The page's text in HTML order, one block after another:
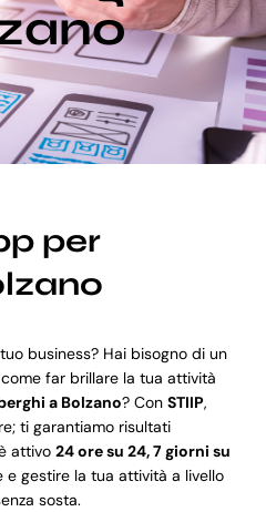
per
business? Hai bisogno di un
far brillare la tua attività
a Bolzano? Con STIIP,
ti garantiamo risultati
attivo 24 ore su 24, 7 giorni su
gestire la tua attività a livello
sosta.